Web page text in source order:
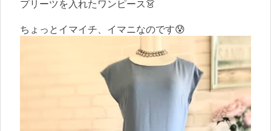
プリーツを入れたワンピース👗
ちょっとイマイチ、イマニなのです😰